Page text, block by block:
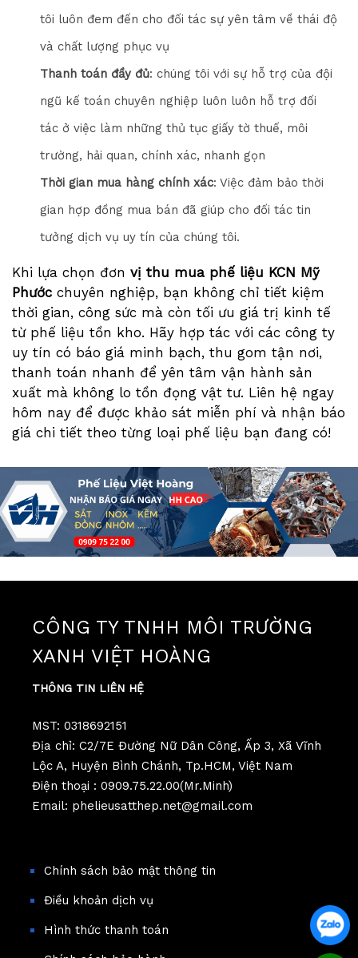
tôi luôn đem đến cho đối tác sự yên tâm về thái độ
và chất lượng phục vụ
Thanh toán đầy đủ: chúng tôi với sự hỗ trợ của đội
ngũ kế toán chuyên nghiệp luôn luôn hỗ trợ đối
tác ở việc làm những thủ tục giấy tờ thuế, môi
trường, hải quan, chính xác, nhanh gọn
Thời gian mua hàng chính xác: Việc đảm bảo thời
gian hợp đồng mua bán đã giúp cho đối tác tin
tưởng dịch vụ uy tín của chúng tôi.
Khi lựa chọn đơn vị thu mua phế liệu KCN Mỹ
Phước chuyên nghiệp, bạn không chỉ tiết kiệm
thời gian, công sức mà còn tối ưu giá trị kinh tế
từ phế liệu tồn kho. Hãy hợp tác với các công ty
uy tín có báo giá minh bạch, thu gom tận nơi,
thanh toán nhanh để yên tâm vận hành sản
xuất mà không lo tồn đọng vật tư. Liên hệ ngay
hôm nay để được khảo sát miễn phí và nhận báo
giá chi tiết theo từng loại phế liệu bạn đang có!
CÔNG TY TNHH MÔI TRƯỜNG
XANH VIỆT HOÀNG
THÔNG TIN LIÊN HỆ
MST: 0318692151
Địa chỉ: C2/7E Đường Nữ Dân Công, Ấp 3, Xã Vĩnh
Lộc A, Huyện Bình Chánh, Tp.HCM, Việt Nam
Điện thoại : 0909.75.22.00(Mr.Minh)
Email: phelieusatthep.net@gmail.com
Chính sách bảo mật thông tin
Điều khoản dịch vụ
Hình thức thanh toán